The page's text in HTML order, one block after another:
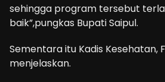
sehingga program tersebut
baik”,pungkas Bupati Saipul.
Sementara itu Kadis Kesehatan,
menjelaskan.